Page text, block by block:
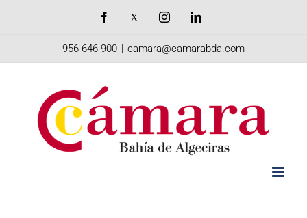
Facebook InstagramLinkedIn
956 646 900 | camara@camarabda.com